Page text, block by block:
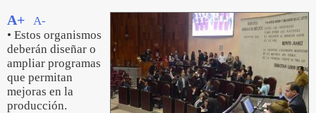
A+
A-
• Estos organismos
deberán diseñar o
ampliar programas
que permitan
mejoras en la
producción.